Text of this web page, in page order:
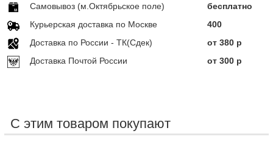
Самовывоз (м.Октябрьское поле)
бесплатно
Курьерская доставка по Москве
400
Доставка по Росcии - ТК(Сдек)
от 380 р
Доставка Почтой России
от 300 р
С этим товаром покупают